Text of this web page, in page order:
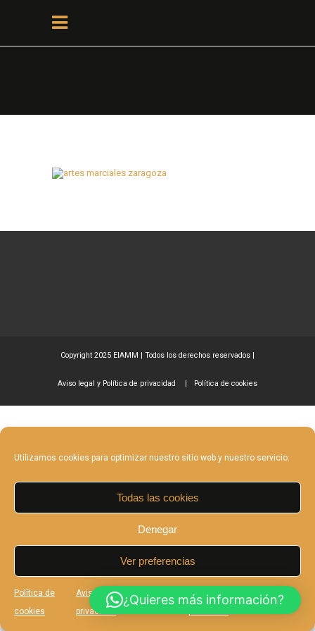
Utilizamos cookies para optimizar nuestro sitio web y nuestro servicio.
Todas las cookies
Denegar
Ver preferencias
Política de
cookies
Aviso legal y Política de
privacidad
Aviso legal y Política de
Copyright 2025 EIAMM | Todos los derechos reservados |
Aviso legal y Política de privacidad Política de cookies
¿Quieres más información?